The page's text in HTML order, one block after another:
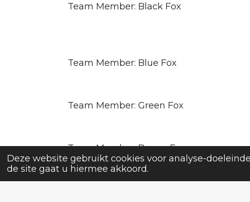
Deze website gebruikt cookies voor analyse-
de site gaat u hiermee akkoord.
Team Member: Black Fox
Team Member: Blue Fox
Team Member: Green Fox
Team Member: Brown Fox